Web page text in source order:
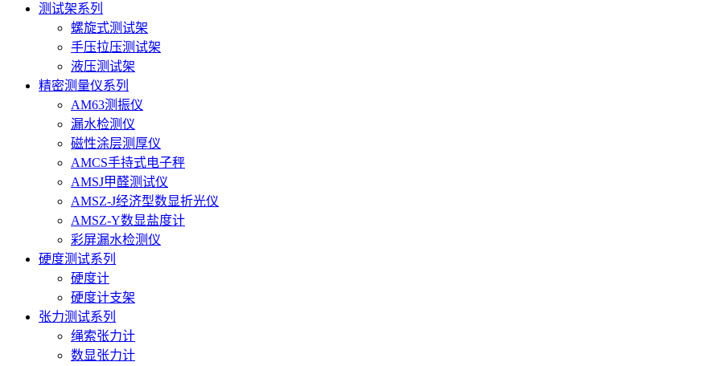
测试架系列
螺旋式测试架
手压拉压测试架
液压测试架
精密测量仪系列
AM63测振仪
漏水检测仪
磁性涂层测厚仪
AMCS手持式电子秤
AMSJ甲醛测试仪
AMSZ-J经济型数显折光仪
AMSZ-Y数显盐度计
彩屏漏水检测仪
硬度测试系列
硬度计
硬度计支架
张力测试系列
绳索张力计
数显张力计